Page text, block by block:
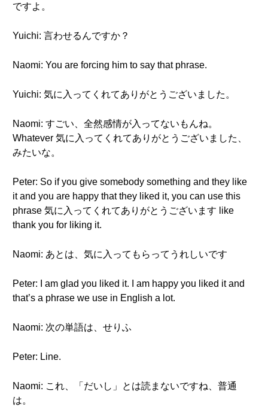
ですよ。
Yuichi: 言わせるんですか？
Naomi: You are forcing him to say that phrase.
Yuichi: 気に入ってくれてありがとうございました。
Naomi: すごい、全然感情が入ってないもんね。
Whatever 気に入ってくれてありがとうございました、
みたいな。
Peter: So if you give somebody something and they like
it and you are happy that they liked it, you can use this
phrase 気に入ってくれてありがとうございます like
thank you for liking it.
Naomi: あとは、気に入ってもらってうれしいです
Peter: I am glad you liked it. I am happy you liked it and
that’s a phrase we use in English a lot.
Naomi: 次の単語は、せりふ
Peter: Line.
Naomi: これ、「だいし」とは読まないですね、普通
は。